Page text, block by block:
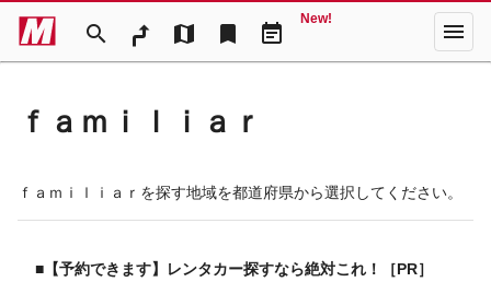
search map bookmark event_note
New! menu
ｆａｍｉｌｉａｒ
ｆａｍｉｌｉａｒを探す地域を都道府県から選択してください。
■【予約できます】レンタカー探すなら絶対これ！［PR］